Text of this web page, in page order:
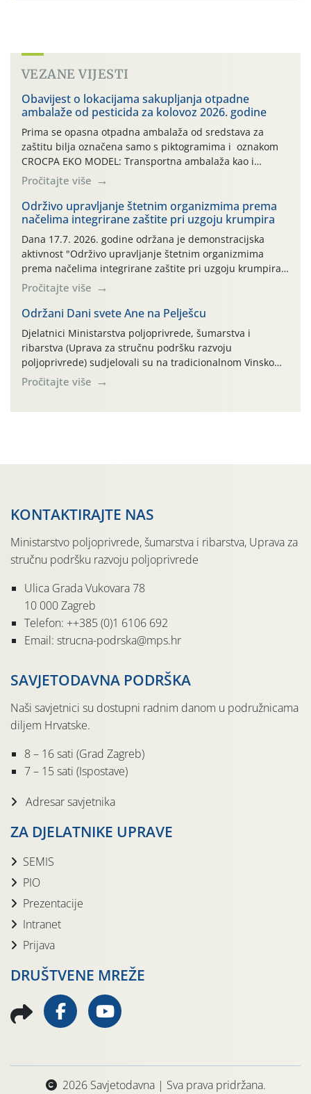
VEZANE VIJESTI
Obavijest o lokacijama sakupljanja otpadne
ambalaže od pesticida za kolovoz 2026. godine
Prima se opasna otpadna ambalaža od sredstava za
zaštitu bilja označena samo s piktogramima i oznakom
CROCPA EKO MODEL: Transportna ambalaža kao i
ambalaža drugih proizvoda koji nisu sredstva za zaštitu
bilja (npr. ambalaža od mineralnih gnojiva,) se ne
prihvaća. Korisnicima je osiguran besplatni povrat
prazne ambalaže isključivo ovih tvrtki: AGROCHEM-MAKS,
AGRONOM, ALBAUGH TKI* (PINUS […]
Pročitajte više
Održivo upravljanje štetnim organizmima prema
načelima integrirane zaštite pri uzgoju krumpira
Dana 17.7. 2026. godine održana je demonstracijska
aktivnost "Održivo upravljanje štetnim organizmima
prema načelima integrirane zaštite pri uzgoju krumpira"
na pokusnom polju "Poredje", kraj naselja Belica (ARKOD
parcela ID 2445031) (središnji dio Međimurske županije).
Pročitajte više
Održani Dani svete Ane na Pelješcu
Djelatnici Ministarstva poljoprivrede, šumarstva i
ribarstva (Uprava za stručnu podršku razvoju
poljoprivrede) sudjelovali su na tradicionalnom Vinskom
forumu, održanom 24.07.2026. godine u Domu vinarske
tradicije u Putnikovićima na poluotoku Pelješcu, u
Pročitajte više
KONTAKTIRAJTE NAS
Ministarstvo poljoprivrede, šumarstva i ribarstva, Uprava za
stručnu podršku razvoju poljoprivrede
Ulica Grada Vukovara 78
10 000 Zagreb
Telefon: ++385 (0)1 6106 692
Email: strucna-podrska@mps.hr
SAVJETODAVNA PODRŠKA
Naši savjetnici su dostupni radnim danom u podružnicama
diljem Hrvatske.
8 – 16 sati (Grad Zagreb)
7 – 15 sati (Ispostave)
Adresar savjetnika
ZA DJELATNIKE UPRAVE
SEMIS
PIO
Prezentacije
Intranet
Prijava
DRUŠTVENE MREŽE
2026 Savjetodavna | Sva prava pridržana.